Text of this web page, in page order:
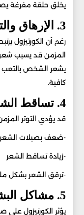
يخلق حلقة مفرغة
3. الإرهاق والتعب المستمر
رغم أن الكورتيزول
المزمن قد يسبب
يشعر الشخص
كافية.
4. تساقط الشعر وضعف البصيلات
قد يؤدي التوتر
-ضعف بصيلات الشعر
-زيادة تساقط الشعر
-ترقق الشعر بشكل
5. مشاكل البشرة
يؤثر الكورتيزول على